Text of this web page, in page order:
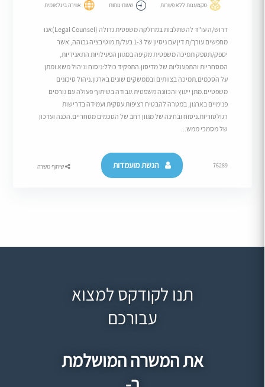
מקצוענות ללא פשרות שעות נוחות אווירה בינלאומית
דרוש/ה עו"ד להשתלבות במחלקה משפטית גדולה (Legal Counsel)אנו
מחפשים עורך/ת דין עם ניסיון של 1-3 בעל/ת מוטיבציה גבוהה, אשר
יספק/תספק תמיכה משפטית מקיפה במגוון הפעילויות התאגידיות,
המסחריות והתפעוליות של מדיסון.התפקיד כולל:ניסוח וניהול משא ומתן
על הסכמים.תמיכה בצוותים ובממשקים שונים בארגון.ניהול סיכונים
משפטיים.מתן ייעוץ והכוונה משפטית.עבודה בשיתוף פעולה עם גורמים
פנימיים בארגון, במטרה להבטיח רציפות עסקית ועמידה בדרישות
רגולטוריות.ניסוח ובחינה של מגוון רחב של הסכמים מסחריים.הכנה ועדכון
של מסמכי ממש...
76289 הגשת מועמדות שיתוף משרה
תנו לקודקס למצוא
עבורכם
את המשרה המושלמת